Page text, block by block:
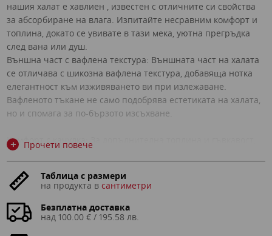
нашия халат е хавлиен , известен с отличните си свойства
за абсорбиране на влага. Изпитайте несравним комфорт и
топлина, докато се увивате в тази мека, уютна прегръдка
след вана или душ.
Външна част с вафлена текстура: Външната част на халата
се отличава с шикозна вафлена текстура, добавяща нотка
елегантност към изживяването ви при излежаване.
Вафленото тъкане не само подобрява естетиката на халата,
но и спомага за по-бързото изсъхване.
Комфорт с качулка: За допълнителна топлина и гъвкавост,
нашият халат за баня е оборудван с просторна качулка,
Функционални джобове: Два джоба с големи размери в
предната част на халата осигуряват удобно съхранение на
най-важните неща, независимо дали става въпрос за вашия
телефон, дистанционно управление или аксесоари за
грижа.
+ Прочети повече
Таблица с размери
на продукта в сантиметри
Безплатна доставка
над 100.00 € / 195.58 лв.